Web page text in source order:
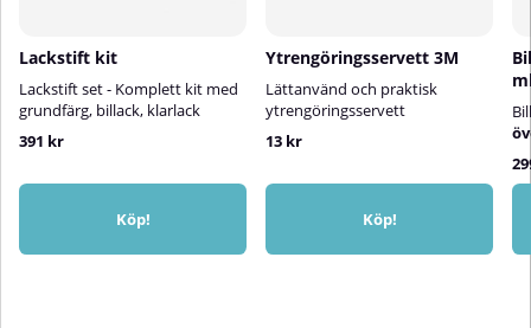
Lackstift kit
Lackstift set - Komplett kit med
grundfärg, billack, klarlack
391 kr
Köp!
Ytrengöringsservett 3M
Lättanvänd och praktisk
ytrengöringsservett
13 kr
Köp!